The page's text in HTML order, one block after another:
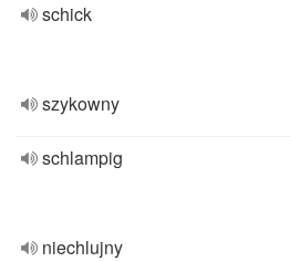
schick
szykowny
schlampig
niechlujny